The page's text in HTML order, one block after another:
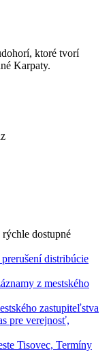
ktoré tvorí
Karpaty.
dostupné
distribúcie
z mestského
zastupiteľstva
pre verejnosť,
Tisovec, Termíny